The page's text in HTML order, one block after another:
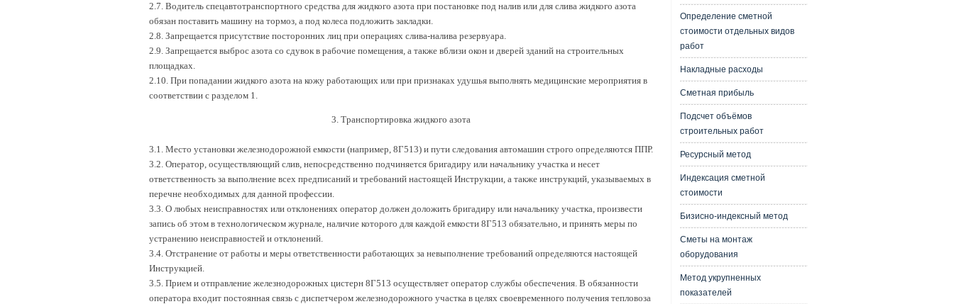
2.7. Водитель спецавтотранспортного средства для жидкого азота при постановке под налив или для слива жидкого азота
обязан поставить машину на тормоз, а под колеса подложить закладки.
2.8. Запрещается присутствие посторонних лиц при операциях слива-налива резервуара.
2.9. Запрещается выброс азота со сдувок в рабочие помещения, а также вблизи окон и дверей зданий на строительных
площадках.
2.10. При попадании жидкого азота на кожу работающих или при признаках удушья выполнять медицинские мероприятия в
соответствии с разделом 1.
3. Транспортировка жидкого азота
3.1. Место установки железнодорожной емкости (например, 8Г513) и пути следования автомашин строго определяются ППР.
3.2. Оператор, осуществляющий слив, непосредственно подчиняется бригадиру или начальнику участка и несет
ответственность за выполнение всех предписаний и требований настоящей Инструкции, а также инструкций, указываемых в
перечне необходимых для данной профессии.
3.3. О любых неисправностях или отклонениях оператор должен доложить бригадиру или начальнику участка, произвести
запись об этом в технологическом журнале, наличие которого для каждой емкости 8Г513 обязательно, и принять меры по
устранению неисправностей и отклонений.
3.4. Отстранение от работы и меры ответственности работающих за невыполнение требований определяются настоящей
Инструкцией.
3.5. Прием и отправление железнодорожных цистерн 8Г513 осуществляет оператор службы обеспечения. В обязанности
оператора входит постоянная связь с диспетчером железнодорожного участка в целях своевременного получения тепловоза
Определение сметной
стоимости отдельных видов
работ
Накладные расходы
Сметная прибыль
Подсчет объёмов
строительных работ
Ресурсный метод
Индексация сметной
стоимости
Бизисно-индексный метод
Сметы на монтаж
оборудования
Метод укрупненных
показателей